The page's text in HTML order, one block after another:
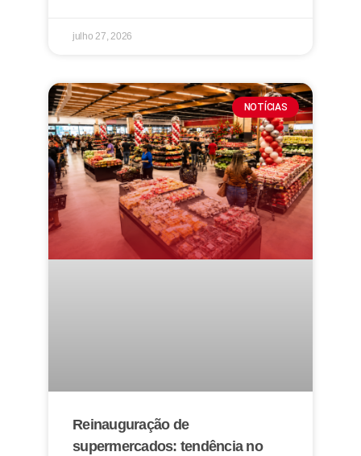
julho 27, 2026
NOTÍCIAS
Reinauguração de
supermercados: tendência no